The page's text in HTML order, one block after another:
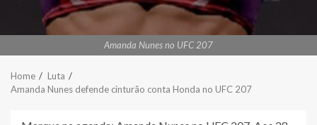
Amanda Nunes no UFC 207
Home
Luta
Amanda Nunes defende cinturão conta Honda no UFC 207